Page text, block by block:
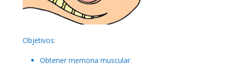
Objetivos:
Obtener memoria muscular.